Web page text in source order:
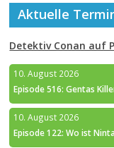
Aktuelle
Detektiv Conan auf
10. August 2026
Episode 516: Gentas
10. August 2026
Episode 122: Wo ist